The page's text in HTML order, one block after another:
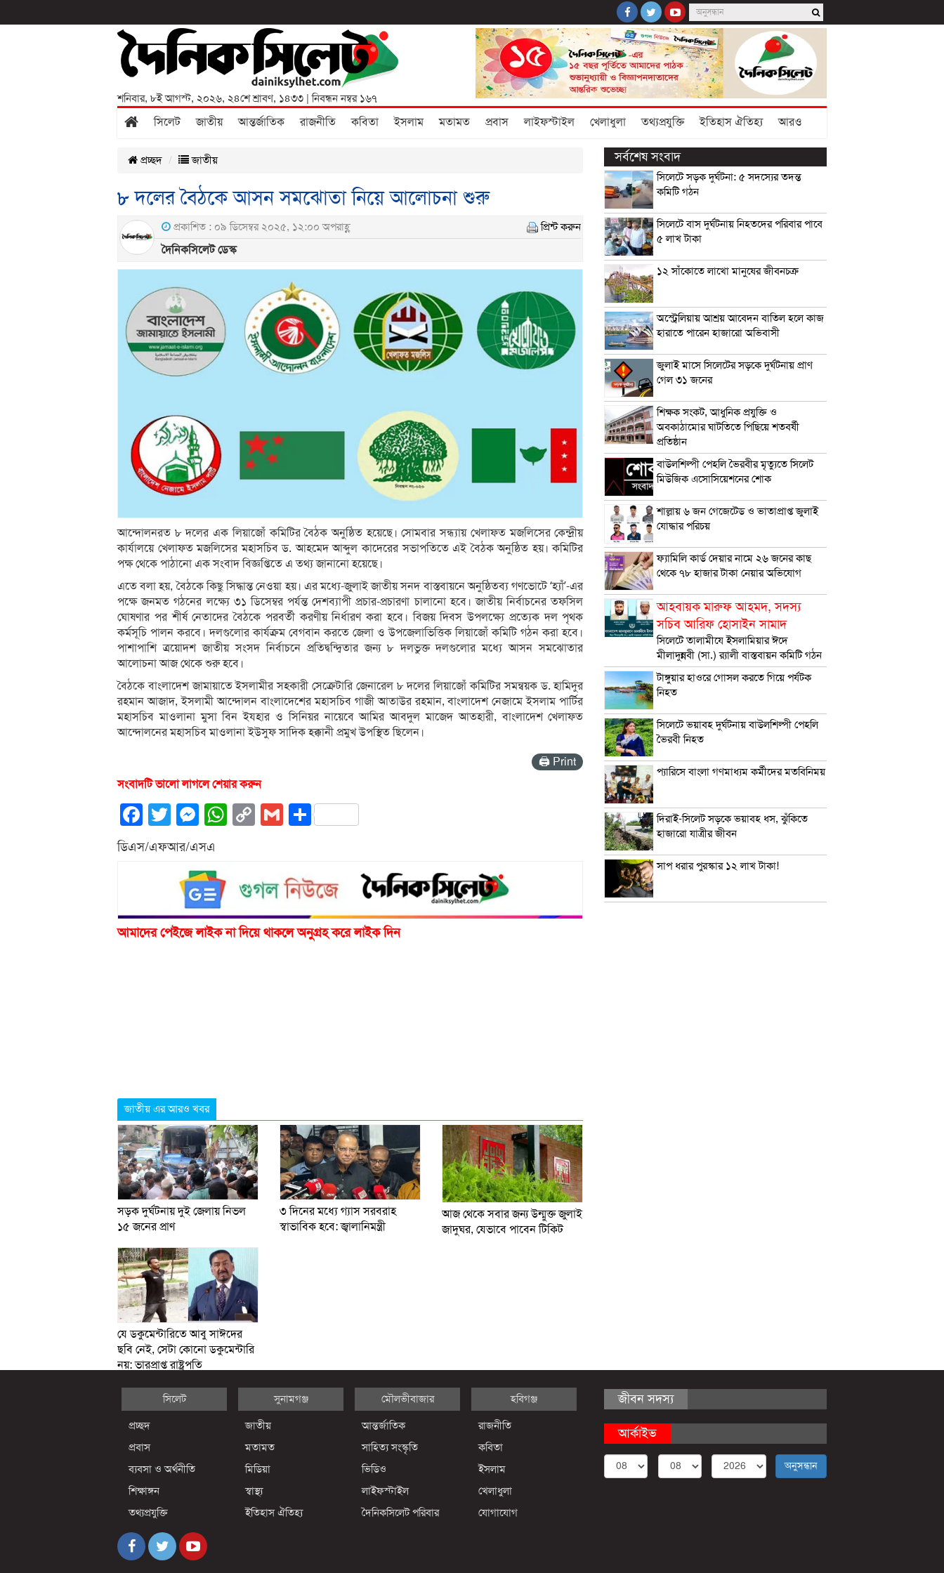
শনিবার, ৮ই আগস্ট, ২০২৬, ২৪শে শ্রাবণ, ১৪৩৩ | নিবন্ধন নম্বর ১৬৭
সিলেট জাতীয় আন্তর্জাতিক রাজনীতি কবিতা ইসলাম মতামত প্রবাস লাইফস্টাইল খেলাধুলা তথ্যপ্রযুক্তি ইতিহাস ঐতিহ্য আরও
প্রচ্ছদ জাতীয়
৮ দলের বৈঠকে আসন সমঝোতা নিয়ে আলোচনা শুরু
প্রকাশিত : ০৯ ডিসেম্বর ২০২৫, ১২:০০ অপরাহ্ণ প্রিন্ট করুন
দৈনিকসিলেট ডেস্ক
আন্দোলনরত ৮ দলের এক লিয়াজোঁ কমিটির বৈঠক অনুষ্ঠিত হয়েছে। সোমবার সন্ধ্যায় খেলাফত মজলিসের কেন্দ্রীয়
কার্যালয়ে খেলাফত মজলিসের মহাসচিব ড. আহমেদ আব্দুল কাদেরের সভাপতিতে এই বৈঠক অনুষ্ঠিত হয়। কমিটির
পক্ষ থেকে পাঠানো এক সংবাদ বিজ্ঞপ্তিতে এ তথ্য জানানো হয়েছে।
এতে বলা হয়, বৈঠকে কিছু সিদ্ধান্ত নেওয়া হয়। এর মধ্যে-জুলাই জাতীয় সনদ বাস্তবায়নে অনুষ্ঠিতব্য গণভোটে ‘হ্যাঁ’-এর
পক্ষে জনমত গঠনের লক্ষ্যে ৩১ ডিসেম্বর পর্যন্ত দেশব্যাপী প্রচার-প্রচারণা চালানো হবে। জাতীয় নির্বাচনের তফসিল
ঘোষণার পর শীর্ষ নেতাদের বৈঠকে পরবর্তী করণীয় নির্ধারণ করা হবে। বিজয় দিবস উপলক্ষ্যে প্রত্যেক দল পৃথক
কর্মসূচি পালন করবে। দলগুলোর কার্যক্রম বেগবান করতে জেলা ও উপজেলাভিত্তিক লিয়াজোঁ কমিটি গঠন করা হবে।
পাশাপাশি ত্রয়োদশ জাতীয় সংসদ নির্বাচনে প্রতিদ্বন্দ্বিতার জন্য ৮ দলভুক্ত দলগুলোর মধ্যে আসন সমঝোতার
আলোচনা আজ থেকে শুরু হবে।
বৈঠকে বাংলাদেশ জামায়াতে ইসলামীর সহকারী সেক্রেটারি জেনারেল ৮ দলের লিয়াজোঁ কমিটির সমন্বয়ক ড. হামিদুর
রহমান আজাদ, ইসলামী আন্দোলন বাংলাদেশের মহাসচিব গাজী আতাউর রহমান, বাংলাদেশ নেজামে ইসলাম পার্টির
মহাসচিব মাওলানা মুসা বিন ইযহার ও সিনিয়র নায়েবে আমির আবদুল মাজেদ আতহারী, বাংলাদেশ খেলাফত
আন্দোলনের মহাসচিব মাওলানা ইউসুফ সাদিক হক্কানী প্রমুখ উপস্থিত ছিলেন।
🖨 Print
সংবাদটি ভালো লাগলে শেয়ার করুন
Facebook
Twitter
Messenger
WhatsApp
CopyGmailShare
ডিএস/এফআর/এসএ
আমাদের পেইজে লাইক না দিয়ে থাকলে অনুগ্রহ করে লাইক দিন
জাতীয় এর আরও খবর
সড়ক দুর্ঘটনায় দুই জেলায় নিভল
১৫ জনের প্রাণ
৩ দিনের মধ্যে গ্যাস সরবরাহ
স্বাভাবিক হবে: জ্বালানিমন্ত্রী
আজ থেকে সবার জন্য উন্মুক্ত জুলাই
জাদুঘর, যেভাবে পাবেন টিকিট
যে ডকুমেন্টারিতে আবু সাঈদের
ছবি নেই, সেটা কোনো ডকুমেন্টারি
নয়: ভারপ্রাপ্ত রাষ্ট্রপতি
সর্বশেষ সংবাদ
সিলেটে সড়ক দুর্ঘটনা: ৫ সদস্যের তদন্ত
কমিটি গঠন
সিলেটে বাস দুর্ঘটনায় নিহতদের পরিবার পাবে
৫ লাখ টাকা
১২ সাঁকোতে লাখো মানুষের জীবনচক্র
অস্ট্রেলিয়ায় আশ্রয় আবেদন বাতিল হলে কাজ
হারাতে পারেন হাজারো অভিবাসী
জুলাই মাসে সিলেটের সড়কে দুর্ঘটনায় প্রাণ
গেল ৩১ জনের
শিক্ষক সংকট, আধুনিক প্রযুক্তি ও
অবকাঠামোর ঘাটতিতে পিছিয়ে শতবর্ষী
প্রতিষ্ঠান
বাউলশিল্পী পেহলি ভৈরবীর মৃত্যুতে সিলেট
মিউজিক এসোসিয়েশনের শোক
শাল্লায় ৬ জন গেজেটেড ও ভাতাপ্রাপ্ত জুলাই
যোদ্ধার পরিচয়
ফ্যামিলি কার্ড দেয়ার নামে ২৬ জনের কাছ
থেকে ৭৮ হাজার টাকা নেয়ার অভিযোগ
আহবায়ক মারুফ আহমদ, সদস্য
সচিব আরিফ হোসাইন সামাদ
সিলেটে তালামীযে ইসলামিয়ার ঈদে
মীলাদুন্নবী (সা.) র‌্যালী বাস্তবায়ন কমিটি গঠন
টাঙ্গুয়ার হাওরে গোসল করতে গিয়ে পর্যটক
নিহত
সিলেটে ভয়াবহ দুর্ঘটনায় বাউলশিল্পী পেহলি
ভৈরবী নিহত
প্যারিসে বাংলা গণমাধ্যম কর্মীদের মতবিনিময়
দিরাই-সিলেট সড়কে ভয়াবহ ধস, ঝুঁকিতে
হাজারো যাত্রীর জীবন
সাপ ধরার পুরস্কার ১২ লাখ টাকা!
সিলেট সুনামগঞ্জ মৌলভীবাজার হবিগঞ্জ
প্রচ্ছদ জাতীয় আন্তর্জাতিক
রাজনীতি
প্রবাস
মতামত সাহিত্য সংস্কৃতি
কবিতা
ব্যবসা ও অর্থনীতি
মিডিয়া ভিডিও
ইসলাম
শিক্ষাঙ্গন
স্বাস্থ্য লাইফস্টাইল
খেলাধুলা
তথ্যপ্রযুক্তি
ইতিহাস ঐতিহ্য দৈনিকসিলেট পরিবার যোগাযোগ
জীবন সদস্য
আর্কাইভ